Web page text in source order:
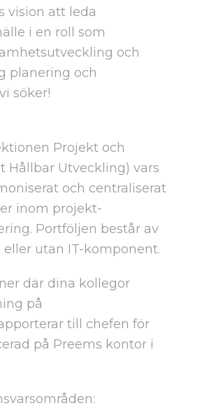
vision att leda
i en roll som
och
planering och
söker!
Projekt och
Hållbar Utveckling) vars
och centraliserat
inom projekt-
Portföljen består av
utan IT-komponent.
där dina kollegor
på
till chefen för
på Preems kontor i